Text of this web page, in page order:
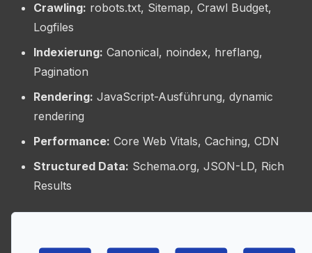
Crawling: robots.txt, Sitemap, Crawl Budget,
Logfiles
Indexierung: Canonical, noindex, hreflang,
Pagination
Rendering: JavaScript-Ausführung, dynamic
rendering
Performance: Core Web Vitals, Caching, CDN
Structured Data: Schema.org, JSON-LD, Rich
Results